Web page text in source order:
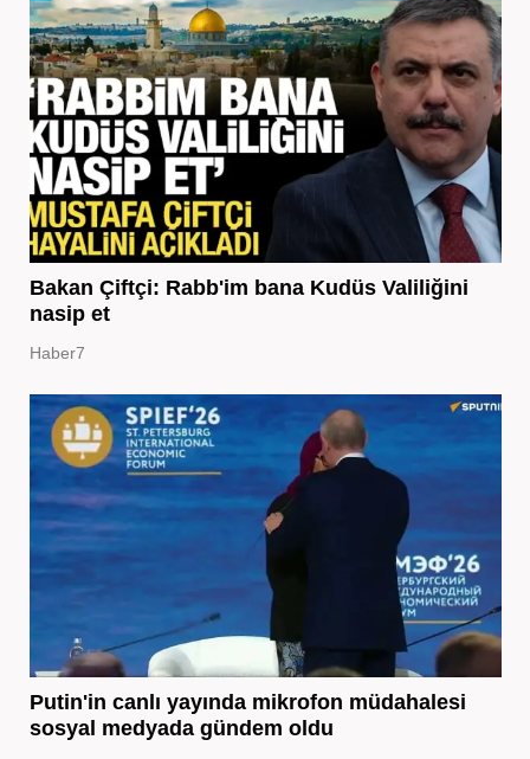
Bakan Çiftçi: Rabb'im bana Kudüs Valiliğini
nasip et
Haber7
Putin'in canlı yayında mikrofon müdahalesi
sosyal medyada gündem oldu